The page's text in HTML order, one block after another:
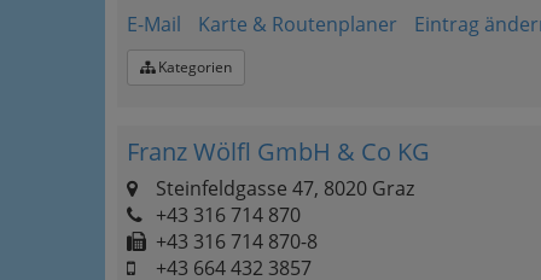
E-Mail
Karte & Routenplaner Eintrag
Kategorien
Franz Wölfl GmbH & Co KG
Steinfeldgasse 47, 8020 Graz
+43 316 714 870
+43 316 714 870-8
+43 664 432 3857